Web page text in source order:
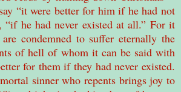
“it were better for him if he had not
“if he had never existed at all.” For it
condemned to suffer eternally the
of hell of whom it can be said with
for them if they had never existed.
sinner who repents brings joy to